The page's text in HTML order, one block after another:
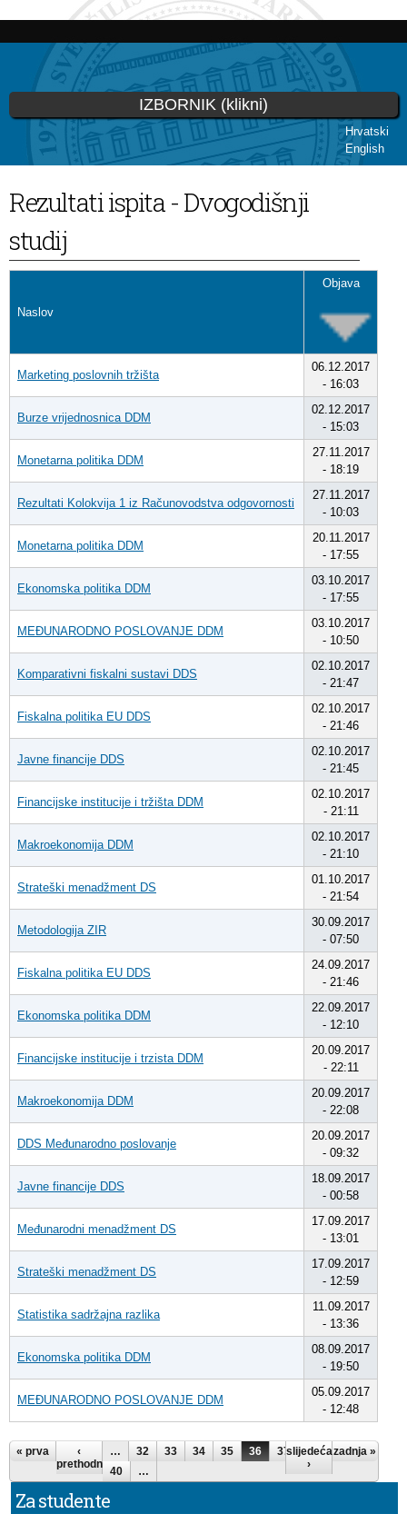
Skoči
glavni
sadržaj
Hrvatski
English
IZBORNIK (klikni)
Vi ste ovdje
Rezultati ispita - Dvogodišnji
studij
Naslov
Objava
Marketing poslovnih tržišta
06.12.2017
- 16:03
Burze vrijednosnica DDM
02.12.2017
- 15:03
Monetarna politika DDM
27.11.2017
- 18:19
Rezultati Kolokvija 1 iz Računovodstva odgovornosti
27.11.2017
- 10:03
Monetarna politika DDM
20.11.2017
- 17:55
Ekonomska politika DDM
03.10.2017
- 17:55
MEĐUNARODNO POSLOVANJE DDM
03.10.2017
- 10:50
Komparativni fiskalni sustavi DDS
02.10.2017
- 21:47
Fiskalna politika EU DDS
02.10.2017
- 21:46
Javne financije DDS
02.10.2017
- 21:45
Financijske institucije i tržišta DDM
02.10.2017
- 21:11
Makroekonomija DDM
02.10.2017
- 21:10
Strateški menadžment DS
01.10.2017
- 21:54
Metodologija ZIR
30.09.2017
- 07:50
Fiskalna politika EU DDS
24.09.2017
- 21:46
Ekonomska politika DDM
22.09.2017
- 12:10
Financijske institucije i trzista DDM
20.09.2017
- 22:11
Makroekonomija DDM
20.09.2017
- 22:08
DDS Međunarodno poslovanje
20.09.2017
- 09:32
Javne financije DDS
18.09.2017
- 00:58
Međunarodni menadžment DS
17.09.2017
- 13:01
Strateški menadžment DS
17.09.2017
- 12:59
Statistika sadržajna razlika
11.09.2017
- 13:36
Ekonomska politika DDM
08.09.2017
- 19:50
MEĐUNARODNO POSLOVANJE DDM
05.09.2017
- 12:48
Stranice
« prva
‹
prethodna
… 32 33 34 35 36 37 38
39
40
…
slijedeća
›
zadnja »
Za studente